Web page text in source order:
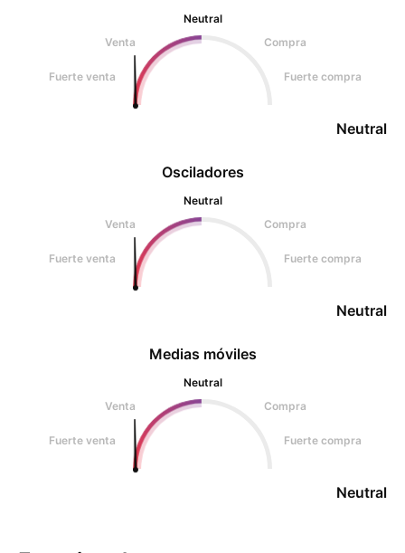
Osciladores
Neutral
Venta
Compra
Fuerte venta Fuerte compra
Neutral
Neutral
Venta
Compra
Fuerte venta Fuerte compra
Neutral
Medias móviles
Neutral
Venta
Compra
Fuerte venta Fuerte compra
Neutral